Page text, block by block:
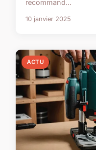
recommand...
10 janvier 2025
ACTU